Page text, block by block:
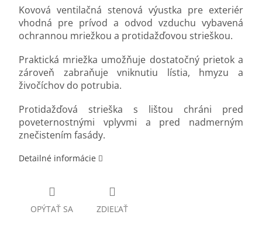
Kovová ventilačná stenová výustka pre exteriér
vhodná pre prívod a odvod vzduchu vybavená
ochrannou mriežkou a protidažďovou strieškou.
Praktická mriežka umožňuje dostatočný prietok a
zároveň zabraňuje vniknutiu lístia, hmyzu a
živočíchov do potrubia.
Protidažďová strieška s lištou chráni pred
poveternostnými vplyvmi a pred nadmerným
znečistením fasády.
Detailné informácie
OPÝTAŤ SA ZDIEĽAŤ